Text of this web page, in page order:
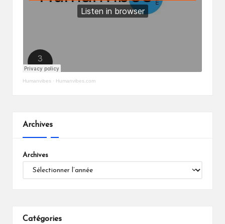
Humanvibes · Humanvibes.com
Archives
Archives
Catégories